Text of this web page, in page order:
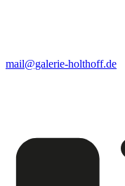
mail@galerie-holthoff.de